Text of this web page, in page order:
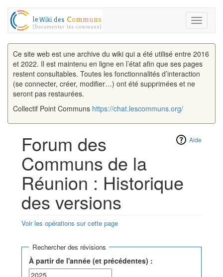
Toggle
Ce site web est une archive du wiki qui a été utilisé entre 2016
et 2022. Il est maintenu en ligne en l’état afin que ses pages
restent consultables. Toutes les fonctionnalités d’interaction
(se connecter, créer, modifier…) ont été supprimées et ne
seront pas restaurées.
Collectif Point Communs https://chat.lescommuns.org/
Aide
Forum des
Communs de la
Réunion : Historique
des versions
Voir les opérations sur cette page
Rechercher des révisions
À partir de l'année (et précédentes) :